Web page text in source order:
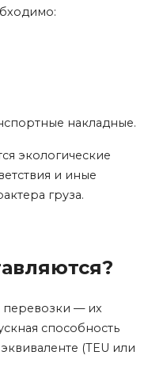
накладные.
экологические
и иные
груза.
— их
способность
(TEU или